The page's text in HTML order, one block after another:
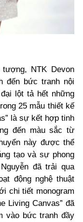
NTK Devon
đến bức tranh nội
lột tả hết những
25 mẫu thiết kế
” là sự kết hợp tinh
đến màu sắc từ
này được thể
tạo và sự phong
đã trải qua
động nghệ thuật
chi tiết monogram
Living Canvas” đã
vào bức tranh đầy